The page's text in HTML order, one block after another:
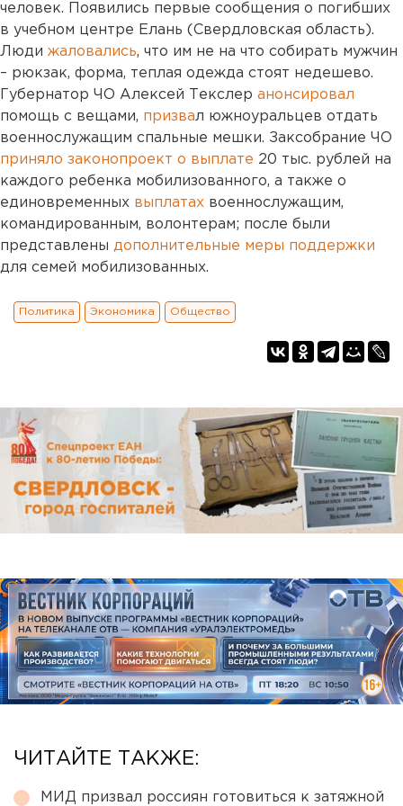
человек. Появились первые сообщения о погибших
в учебном центре Елань (Свердловская область).
Люди жаловались, что им не на что собирать мужчин
– рюкзак, форма, теплая одежда стоят недешево.
Губернатор ЧО Алексей Текслер анонсировал
помощь с вещами, призвал южноуральцев отдать
военнослужащим спальные мешки. Заксобрание ЧО
приняло законопроект о выплате 20 тыс. рублей на
каждого ребенка мобилизованного, а также о
единовременных выплатах военнослужащим,
командированным, волонтерам; после были
представлены дополнительные меры поддержки
для семей мобилизованных.
Политика Экономика Общество
ЧИТАЙТЕ ТАКЖЕ:
МИД призвал россиян готовиться к затяжной